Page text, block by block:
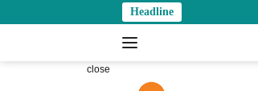
to
Headline
close